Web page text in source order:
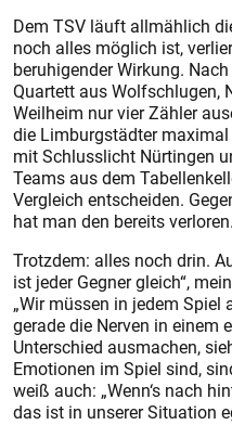
Dem TSV läuft allmählich
noch alles möglich ist,
beruhigender Wirkung.
Quartett aus Wolfschlugen,
Weilheim nur vier Zähler
die Limburgstädter
mit Schlusslicht Nürtingen
Teams aus dem
Vergleich entscheiden.
hat man den bereits verloren.
Trotzdem: alles noch drin.
ist jeder Gegner gleich“,
„Wir müssen in jedem Spiel
gerade die Nerven in einem
Unterschied ausmachen,
Emotionen im Spiel sind,
weiß auch: „Wenn‘s nach
das ist in unserer Situation